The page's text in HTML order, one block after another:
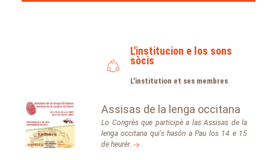
L'institucion e los sons
sòcis
L'institution et ses membres
Assisas de la lenga occitana
Lo Congrès que participè a las Assisas de la
lenga occitana qui's hasón a Pau los 14 e 15
de heurèr.